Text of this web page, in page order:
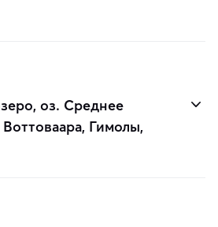
оз. Среднее
Гимолы,